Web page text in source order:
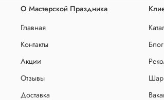
О Мастерской Праздника
Главная
Контакты
Акции
Отзывы
Доставка
Блог